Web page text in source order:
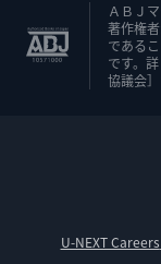
ＡＢＪ
著作権
である
です。
協議会
U-NEXT Careers